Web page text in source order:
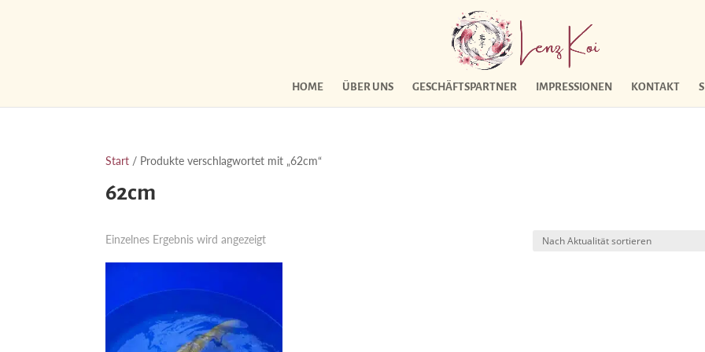
HOME ÜBER UNS GESCHÄFTSPARTNER IMPRESSIONEN KONTAKT
Start / Produkte verschlagwortet mit „62cm“
62cm
Einzelnes Ergebnis wird angezeigt